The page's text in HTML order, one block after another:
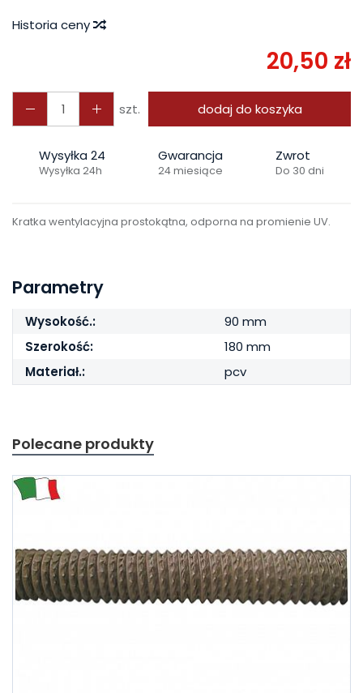
Historia ceny
20,50 zł
szt. dodaj do koszyka
Wysyłka 24
Wysyłka 24h
Gwarancja
24 miesiące
Zwrot
Do 30 dni
Kratka wentylacyjna prostokątna, odporna na promienie UV.
Parametry
Wysokość.:
90 mm
Szerokość:
180 mm
Materiał.:
pcv
Polecane produkty